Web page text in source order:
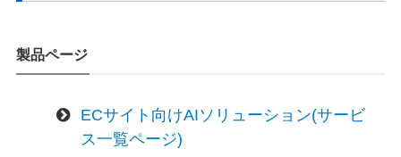
製品ページ
ECサイト向けAIソリューション(サービ
ス一覧ページ)